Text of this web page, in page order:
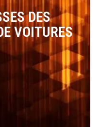
DES
VOITURES